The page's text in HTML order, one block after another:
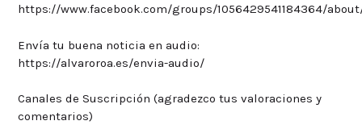
https://www.facebook.com/groups/1056429541184364/
Envía tu buena noticia en audio:
https://alvaroroa.es/envia-audio/
Canales de Suscripción (agradezco tus valoraciones y
comentarios)